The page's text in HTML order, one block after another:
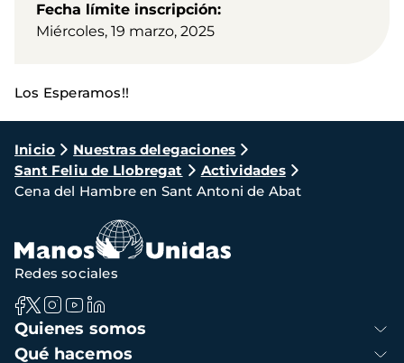
Fecha límite inscripción
Miércoles, 19 marzo, 2025
Los Esperamos!!
Ruta
de
navegación
Inicio
Nuestras delegaciones
Sant Feliu de Llobregat
Actividades
Cena del Hambre en Sant Antoni de Abat
Navegación
principal
Quienes somos
Qué hacemos
Redes sociales